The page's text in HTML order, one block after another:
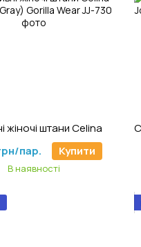
пар.
Купити
В наявності